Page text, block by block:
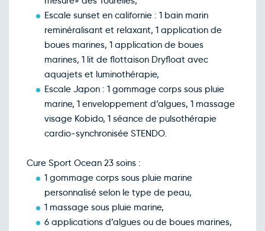
Escale sunset en californie : 1 bain marin
reminéralisant et relaxant, 1 application de
boues marines, 1 application de boues
marines, 1 lit de flottaison Dryfloat avec
aquajets et luminothérapie,
Escale Japon : 1 gommage corps sous pluie
marine, 1 enveloppement d’algues, 1 massage
visage Kobido, 1 séance de pulsothérapie
cardio-synchronisée STENDO.
Cure Sport Ocean 23 soins :
1 gommage corps sous pluie marine
personnalisé selon le type de peau,
1 massage sous pluie marine,
6 applications d’algues ou de boues marines,